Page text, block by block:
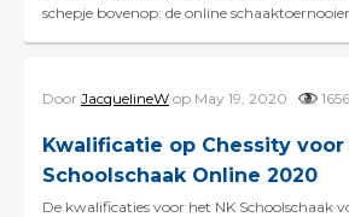
schepje bovenop: de online
Door JacquelineW op May 19, 2020
Kwalificatie op Chessity voor
Schoolschaak Online 2020
De kwalificaties voor het NK Schoolschaak